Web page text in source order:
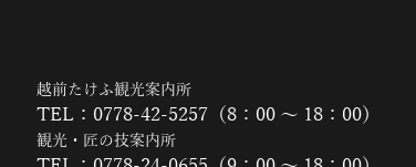
越前たけふ観光案内所
TEL：0778-42-5257（8：00 ～ 18：00）
観光・匠の技案内所